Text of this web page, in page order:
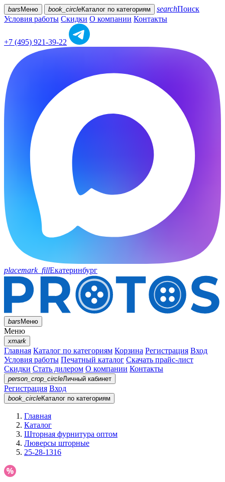
bars Меню book_circleКаталог по категориям searchПоиск
Условия работы Скидки О компании Контакты
+7 (495) 921-39-22
placemark_fillЕкатеринбург
barsМеню
Меню
xmark
Главная Каталог по категориям Корзина Регистрация Вход
Условия работы Печатный каталог Скачать прайс-лист
Скидки Стать дилером О компании Контакты
person_crop_circleЛичный кабинет
Регистрация Вход
book_circleКаталог по категориям
Главная
Каталог
Шторная фурнитура оптом
Люверсы шторные
25-28-1316